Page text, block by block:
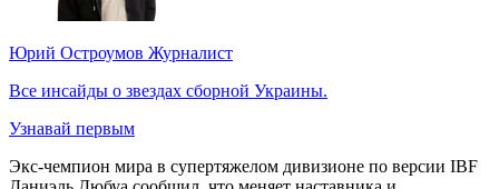
Юрий Остроумов Журналист
Все инсайды о звездах сборной Украины.
Узнавай первым
Экс-чемпион мира в супертяжелом дивизионе по версии IBF